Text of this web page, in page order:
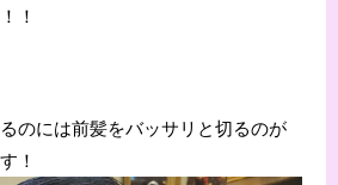
！
のには前髪をバッサリと切るのが
！